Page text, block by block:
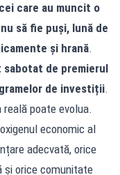
care au muncit o
să fie puși, lună de
și hrană.
de premierul
de investiții.
reală poate evolua.
economic al
adecvată, orice
și orice comunitate